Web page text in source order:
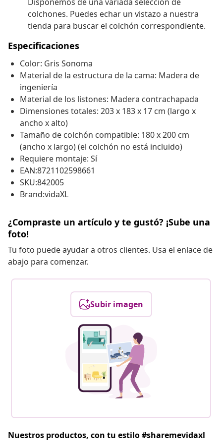
colchones. Puedes echar un vistazo a nuestra
tienda para buscar el colchón correspondiente.
Especificaciones
Color: Gris Sonoma
Material de la estructura de la cama: Madera de
ingeniería
Material de los listones: Madera contrachapada
Dimensiones totales: 203 x 183 x 17 cm (largo x
ancho x alto)
Tamaño de colchón compatible: 180 x 200 cm
(ancho x largo) (el colchón no está incluido)
Requiere montaje: Sí
EAN:8721102598661
SKU:842005
Brand:vidaXL
¿Compraste un artículo y te gustó? ¡Sube una
foto!
Tu foto puede ayudar a otros clientes. Usa el enlace de
abajo para comenzar.
Subir imagen
Nuestros productos, con tu estilo #sharemevidaxl